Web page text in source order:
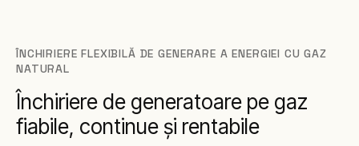
ÎNCHIRIERE FLEXIBILĂ DE GENERARE A ENERGIEI CU GAZ
NATURAL
Închiriere de generatoare pe gaz
fiabile, continue și rentabile